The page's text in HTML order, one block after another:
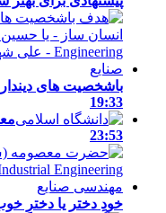
باشخصیت های
19:33
23:53
خودِ دختر یا دخترِ